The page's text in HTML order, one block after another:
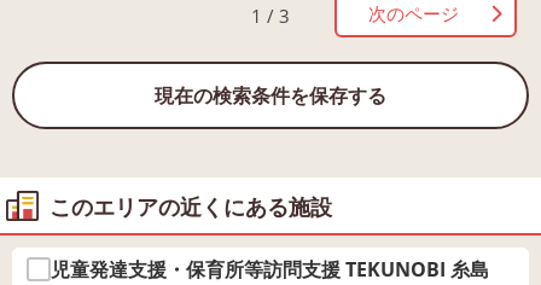
1 / 3 次のページ
現在の検索条件を保存する
このエリアの近くにある施設
児童発達支援・保育所等訪問支援 TEKUNOBI 糸島